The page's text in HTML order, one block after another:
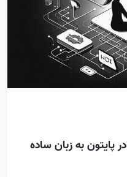
آشنایی با کتابخانه Requests در پایتون به زبان ساده